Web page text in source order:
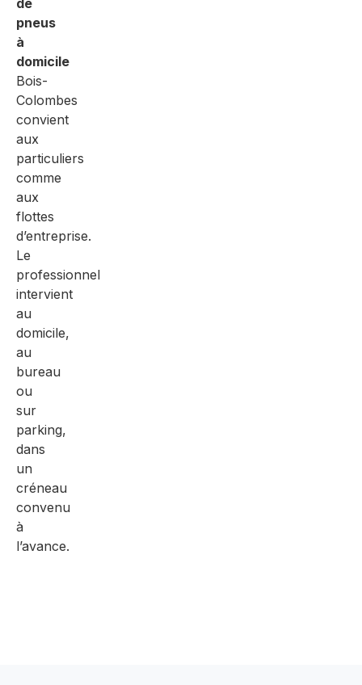
de
pneus
à
domicile
Bois-
Colombes
convient
aux
particuliers
comme
aux
flottes
d’entreprise.
Le
professionnel
intervient
au
domicile,
au
bureau
ou
sur
parking,
dans
un
créneau
convenu
à
l’avance.